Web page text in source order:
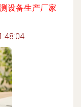
设备生产厂家